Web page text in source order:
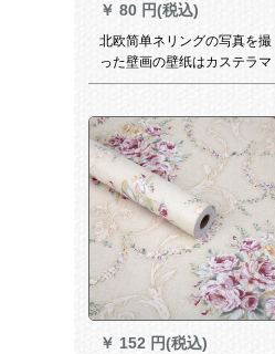
￥ 80 円(税込)
北欧简单ネリングの写真を撮
った壁画の壁纸はカステラマ
イズでお客様にサービスをし
￥ 152 円(税込)